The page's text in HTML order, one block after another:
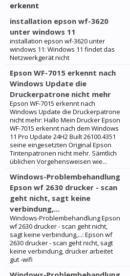
erkennt
installation epson wf-3620
unter windows 11
installation epson wf-3620 unter
windows 11: Windows 11 findet das
Netzwerkgerät nicht
Epson WF-7015 erkennt nach
Windows Update die
Druckerpatrone nicht mehr
Epson WF-7015 erkennt nach
Windows Update die Druckerpatrone
nicht mehr: Hallo Mein Drucker Epson
WF-7015 erkennt nach dem Windows
11 Pro Update 24H2 Built 26100.4351
seine eingesetzten Original Epson
Tintenpatronen nicht mehr. Sämtlich
üblichen Vorgehensweisen wie...
Windows-Problembehandlung
Epson wf 2630 drucker - scan
geht nicht, sagt keine
verbindung,...
Windows-Problembehandlung Epson
wf 2630 drucker - scan geht nicht,
sagt keine verbindung,...: Epson wf
2630 drucker - scan geht nicht, sagt
keine verbindung, drucker arbeitet
gut -wifi